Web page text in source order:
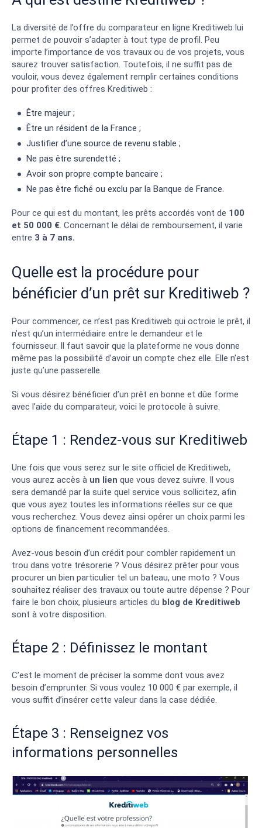
La diversité de l’offre du comparateur en ligne Kreditiweb lui
permet de pouvoir s’adapter à tout type de profil. Peu
importe l’importance de vos travaux ou de vos projets, vous
saurez trouver satisfaction. Toutefois, il ne suffit pas de
vouloir, vous devez également remplir certaines conditions
pour profiter des offres Kreditiweb :
Être majeur ;
Être un résident de la France ;
Justifier d’une source de revenu stable ;
Ne pas être surendetté ;
Avoir son propre compte bancaire ;
Ne pas être fiché ou exclu par la Banque de France.
Pour ce qui est du montant, les prêts accordés vont de 100
et 50 000 €. Concernant le délai de remboursement, il varie
entre 3 à 7 ans.
Quelle est la procédure pour
bénéficier d’un prêt sur Kreditiweb ?
Pour commencer, ce n’est pas Kreditiweb qui octroie le prêt, il
n’est qu’un intermédiaire entre le demandeur et le
fournisseur. Il faut savoir que la plateforme ne vous donne
même pas la possibilité d’avoir un compte chez elle. Elle n’est
juste qu’une passerelle.
Si vous désirez bénéficier d’un prêt en bonne et dûe forme
avec l’aide du comparateur, voici le protocole à suivre.
Étape 1 : Rendez-vous sur Kreditiweb
Une fois que vous serez sur le site officiel de Kreditiweb,
vous aurez accès à un lien que vous devez suivre. Il vous
sera demandé par la suite quel service vous sollicitez, afin
que vous ayez toutes les informations réelles sur ce que
vous recherchez. Vous devez ainsi opérer un choix parmi les
options de financement recommandées.
Avez-vous besoin d’un crédit pour combler rapidement un
trou dans votre trésorerie ? Vous désirez prêter pour vous
procurer un bien particulier tel un bateau, une moto ? Vous
souhaitez réaliser des travaux ou toute autre dépense ? Pour
faire le bon choix, plusieurs articles du blog de Kreditiweb
sont à votre disposition.
Étape 2 : Définissez le montant
C’est le moment de préciser la somme dont vous avez
besoin d’emprunter. Si vous voulez 10 000 € par exemple, il
vous suffit d’insérer cette valeur dans la case dédiée.
Étape 3 : Renseignez vos
informations personnelles